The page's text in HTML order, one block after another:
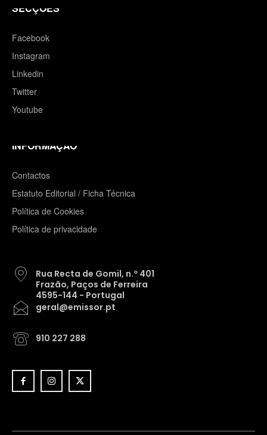
SECÇÕES
Facebook
Instagram
Linkedin
Twitter
Youtube
INFORMAÇÃO
Contactos
Estatuto Editorial / Ficha Técnica
Política de Cookies
Política de privacidade
Rua Recta de Gomil, n.º 401
Frazão, Paços de Ferreira
4595-144 - Portugal
geral@emissor.pt
910 227 288